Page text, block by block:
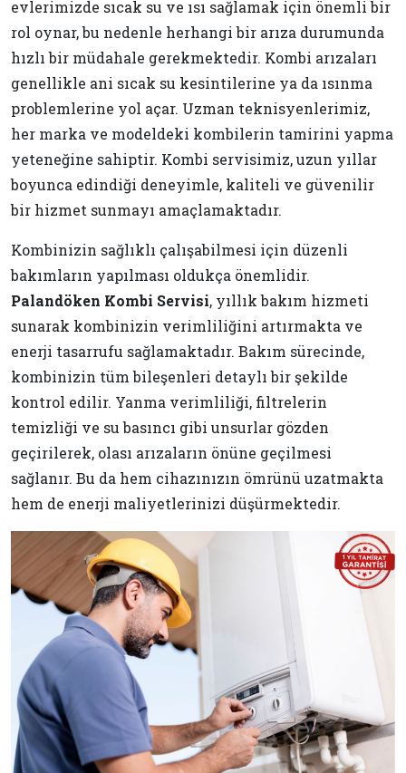
evlerimizde sıcak su ve ısı sağlamak için önemli bir
rol oynar, bu nedenle herhangi bir arıza durumunda
hızlı bir müdahale gerekmektedir. Kombi arızaları
genellikle ani sıcak su kesintilerine ya da ısınma
problemlerine yol açar. Uzman teknisyenlerimiz,
her marka ve modeldeki kombilerin tamirini yapma
yeteneğine sahiptir. Kombi servisimiz, uzun yıllar
boyunca edindiği deneyimle, kaliteli ve güvenilir
bir hizmet sunmayı amaçlamaktadır.
Kombinizin sağlıklı çalışabilmesi için düzenli
bakımların yapılması oldukça önemlidir.
Palandöken Kombi Servisi, yıllık bakım hizmeti
sunarak kombinizin verimliliğini artırmakta ve
enerji tasarrufu sağlamaktadır. Bakım sürecinde,
kombinizin tüm bileşenleri detaylı bir şekilde
kontrol edilir. Yanma verimliliği, filtrelerin
temizliği ve su basıncı gibi unsurlar gözden
geçirilerek, olası arızaların önüne geçilmesi
sağlanır. Bu da hem cihazınızın ömrünü uzatmakta
hem de enerji maliyetlerinizi düşürmektedir.